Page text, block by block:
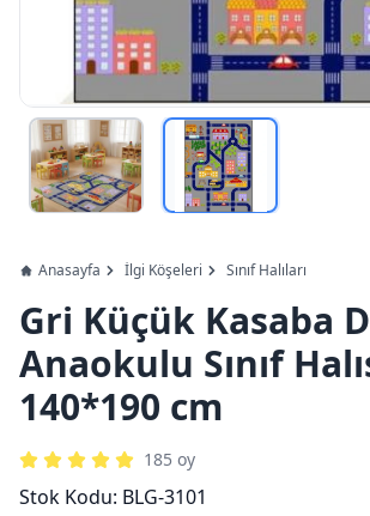
Anasayfa İlgi Köşeleri Sınıf Halıları
Gri Küçük Kasaba
Anaokulu Sınıf
140*190 cm
185 oy
Stok Kodu: BLG-3101